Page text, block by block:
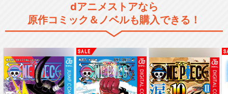
dアニメストアなら
原作コミック＆ノベルも購入できる！